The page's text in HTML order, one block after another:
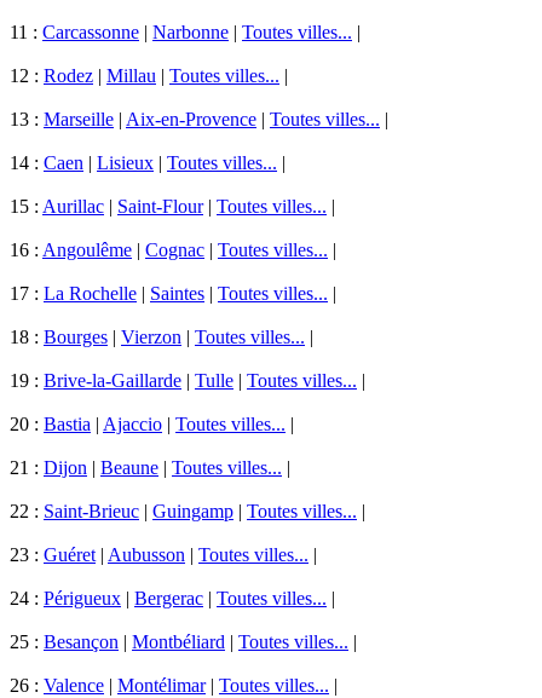
11 : Carcassonne | Narbonne | Toutes villes... |
12 : Rodez | Millau | Toutes villes... |
13 : Marseille | Aix-en-Provence | Toutes villes... |
14 : Caen | Lisieux | Toutes villes... |
15 : Aurillac | Saint-Flour| Toutes villes... |
16 : Angoulême | Cognac | Toutes villes... |
17 : La Rochelle | Saintes | Toutes villes... |
18 : Bourges | Vierzon | Toutes villes... |
19 : Brive-la-Gaillarde | Tulle | Toutes villes... |
20 : Bastia | Ajaccio | Toutes villes... |
21 : Dijon | Beaune | Toutes villes... |
22 : Saint-Brieuc | Guingamp | Toutes villes... |
23 : Guéret | Aubusson | Toutes villes... |
24 : Périgueux | Bergerac | Toutes villes... |
25 : Besançon | Montbéliard | Toutes villes... |
26 : Valence | Montélimar| Toutes villes... |